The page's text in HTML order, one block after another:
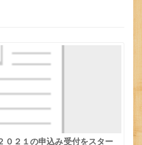
０２１の申込み受付をスター